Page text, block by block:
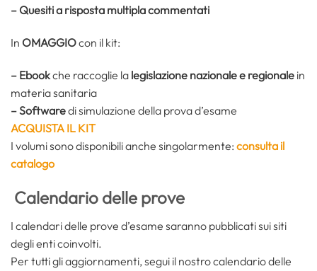
– Quesiti a risposta multipla commentati
In OMAGGIOcon il kit:
– Ebookche raccoglie la legislazione nazionale e regionale in
materia sanitaria
– Softwaredi simulazione della prova d’esame
ACQUISTA IL KIT
I volumi sono disponibili anche singolarmente: consulta il
catalogo
Calendario delle prove
I calendari delle prove d’esame saranno pubblicati sui siti
degli enti coinvolti.
Per tutti gli aggiornamenti, segui il nostro calendario delle